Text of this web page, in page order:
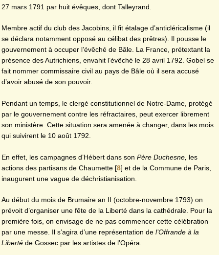
27 mars 1791 par huit évêques, dont Talleyrand.
Membre actif du club des Jacobins, il fit étalage d’anticléricalisme (il
se déclara notamment opposé au célibat des prêtres). Il pousse le
gouvernement à occuper l’évêché de Bâle. La France, prétextant la
présence des Autrichiens, envahit l’évêché le 28 avril 1792. Gobel se
fait nommer commissaire civil au pays de Bâle où il sera accusé
d’avoir abusé de son pouvoir.
Pendant un temps, le clergé constitutionnel de Notre-Dame, protégé
par le gouvernement contre les réfractaires, peut exercer librement
son ministère. Cette situation sera amenée à changer, dans les mois
qui suivirent le 10 août 1792.
En effet, les campagnes d’Hébert dans son Père Duchesne, les
actions des partisans de Chaumette [8] et de la Commune de Paris,
inaugurent une vague de déchristianisation.
Au début du mois de Brumaire an II (octobre-novembre 1793) on
prévoit d’organiser une fête de la Liberté dans la cathédrale. Pour la
première fois, on envisage de ne pas commencer cette célébration
par une messe. Il s’agira d’une représentation de l’Offrande à la
Liberté de Gossec par les artistes de l’Opéra.